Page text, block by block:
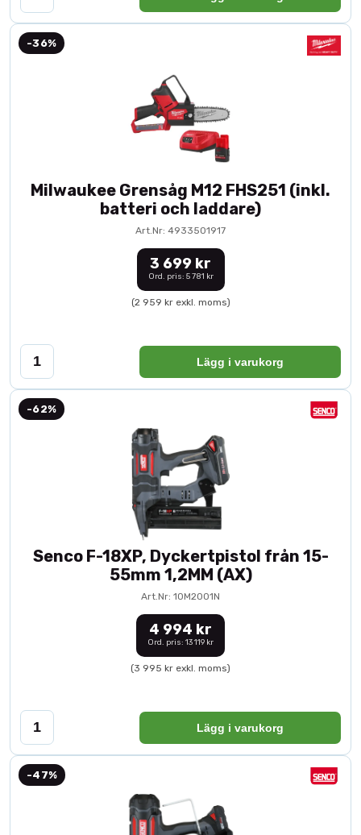
-36%
Milwaukee Grensåg M12 FHS251 (inkl.
batteri och laddare)
Art.Nr: 4933501917
3 699 kr
Ord. pris: 5 781 kr
(2 959 kr exkl. moms)
Lägg i varukorg
-62%
Senco F-18XP, Dyckertpistol från 15-
55mm 1,2MM (AX)
Art.Nr: 10M2001N
4 994 kr
Ord. pris: 13 119 kr
(3 995 kr exkl. moms)
Lägg i varukorg
-47%